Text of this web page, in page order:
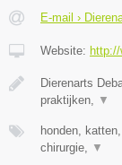
E-mail ›
Website:
Dierenarts
praktijken, ▼
honden,
chirurgie, ▼